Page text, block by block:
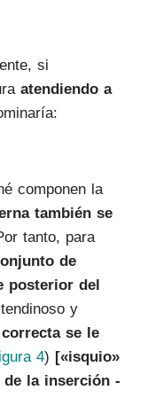
si
atendiendo a
componen la
también se
tanto, para
de
posterior del
y
se le
4) [«isquio»
la inserción -